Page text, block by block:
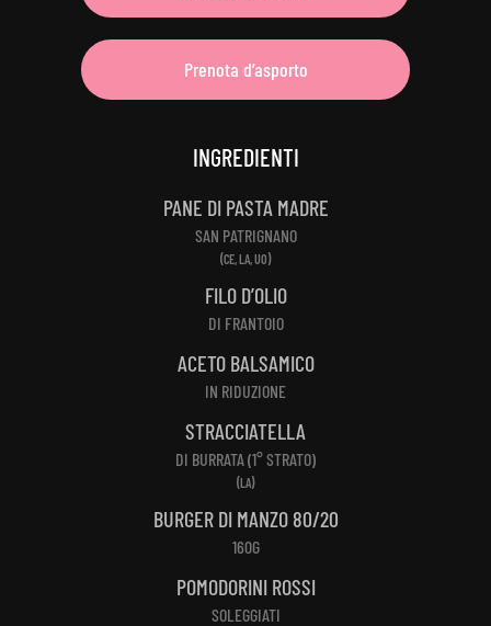
Prenota d’asporto
INGREDIENTI
PANE DI PASTA MADRE
SAN PATRIGNANO
(CE, LA, UO)
FILO D’OLIO
DI FRANTOIO
ACETO BALSAMICO
IN RIDUZIONE
STRACCIATELLA
DI BURRATA (1° STRATO)
(LA)
BURGER DI MANZO 80/20
160G
POMODORINI ROSSI
SOLEGGIATI